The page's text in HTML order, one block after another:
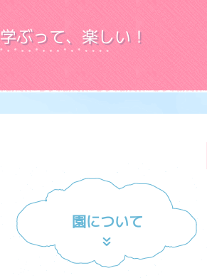
学ぶって、楽しい！
園について